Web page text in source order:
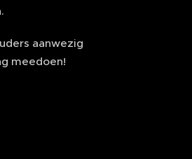
aanwezig
meedoen!